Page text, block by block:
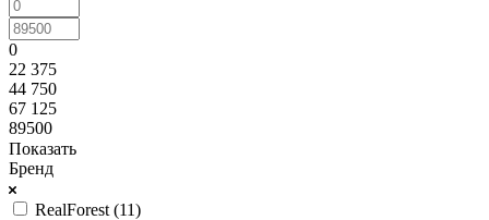
0
22 375
44 750
67 125
89500
Показать
Бренд
RealForest (11)